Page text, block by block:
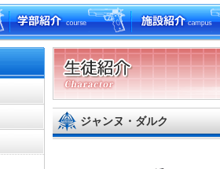
ジャンヌ・ダルク